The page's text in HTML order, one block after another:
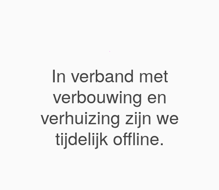
In verband met
verbouwing en
verhuizing zijn we
tijdelijk offline.